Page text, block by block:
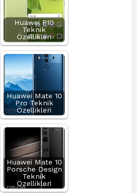
Huawei P10
Teknik
Özellikleri
Huawei Mate 10
Pro Teknik
Özellikleri
Huawei Mate 10
Porsche Design
Teknik
Özellikleri